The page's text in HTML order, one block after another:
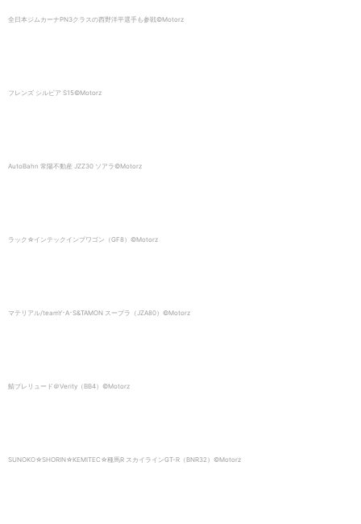
全日本ジムカーナPN3クラスの西野洋平選手も参戦©️Motorz
フレンズ シルビア S15©️Motorz
AutoBahn 常陽不動産 JZZ30 ソアラ©️Motorz
ラック☆インテックインプワゴン（GF8）©️Motorz
マテリアル/teamY･A･S&TAMON スープラ（JZA80）©️Motorz
鯖プレリュード＠Verity（BB4）©️Motorz
SUNOKO☆SHORIN☆KEMITEC☆種馬R スカイラインGT-R（BNR32）©️Motorz